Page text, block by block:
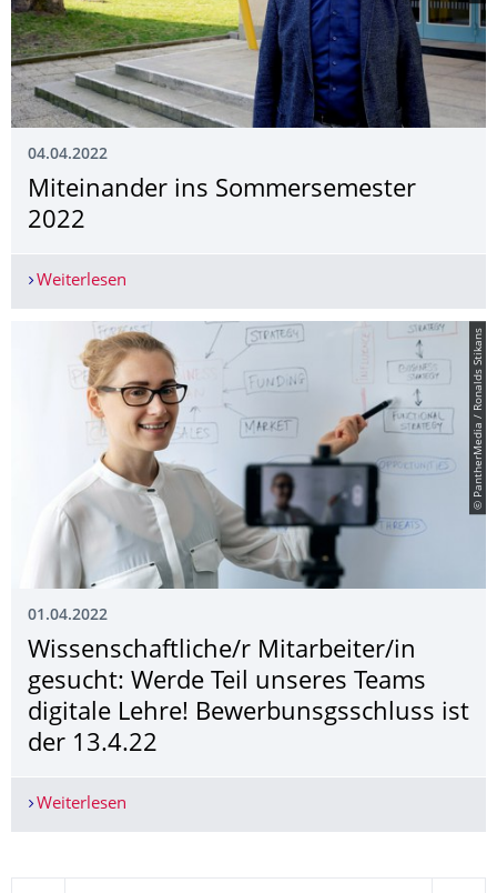
04.04.2022
Miteinander ins Sommersemester
2022
Weiterlesen
© PantherMedia / Ronalds Stikans
01.04.2022
Wissenschaftliche/r Mitarbeiter/in
gesucht: Werde Teil unseres Teams
digitale Lehre! Bewerbunsgsschluss ist
der 13.4.22
Weiterlesen